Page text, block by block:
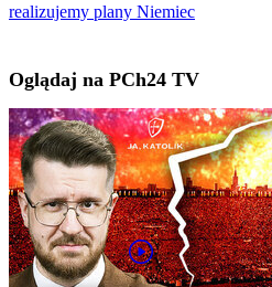
realizujemy plany Niemiec
Oglądaj na PCh24 TV